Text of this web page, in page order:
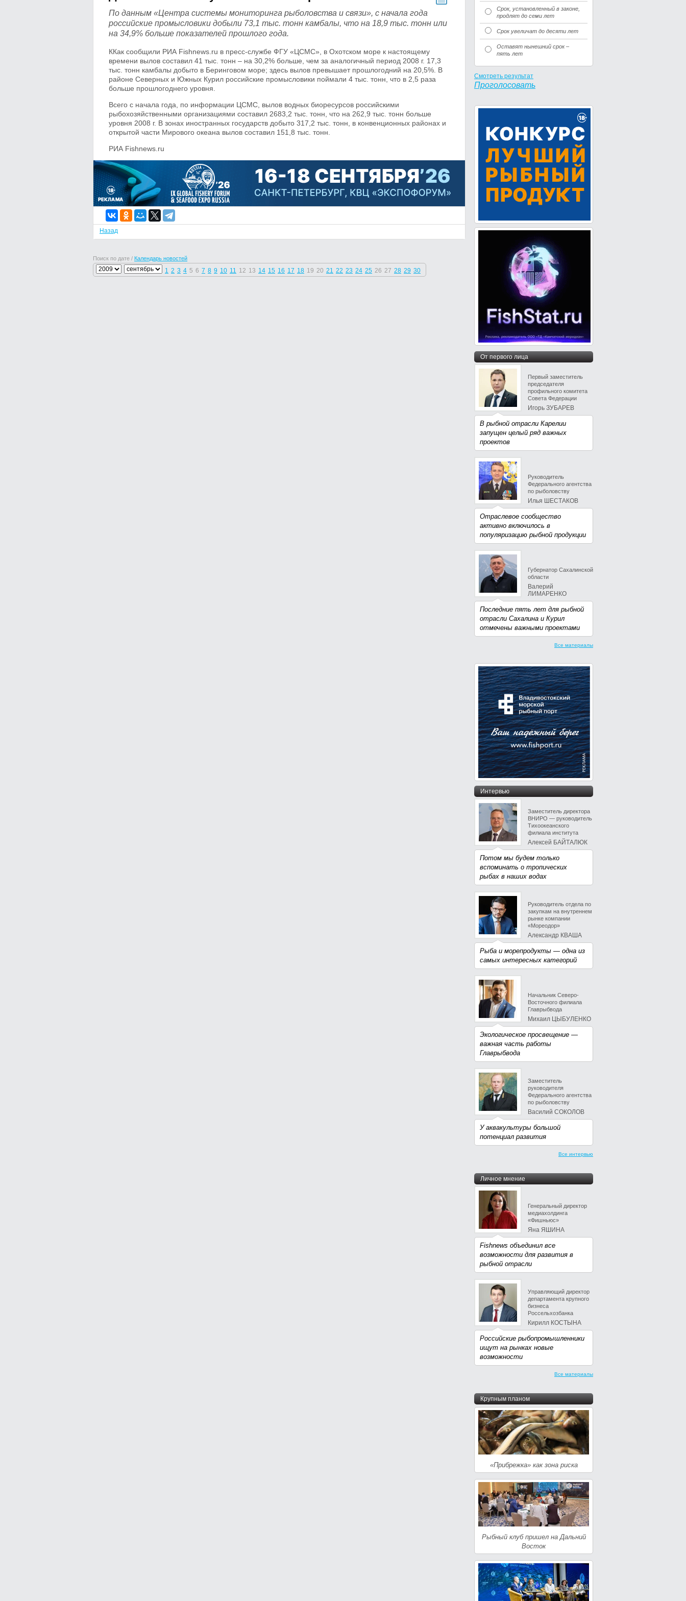
По данным «Центра системы мониторинга рыболовства и связи», с начала года
российские промысловики добыли 73,1 тыс. тонн камбалы, что на 18,9 тыс. тонн или
на 34,9% больше показателей прошлого года.
ККак сообщили РИА Fishnews.ru в пресс-службе ФГУ «ЦСМС», в Охотском море к настоящему
времени вылов составил 41 тыс. тонн – на 30,2% больше, чем за аналогичный период 2008 г. 17,3
тыс. тонн камбалы добыто в Беринговом море; здесь вылов превышает прошлогодний на 20,5%. В
районе Северных и Южных Курил российские промысловики поймали 4 тыс. тонн, что в 2,5 раза
больше прошлогоднего уровня.
Всего с начала года, по информации ЦСМС, вылов водных биоресурсов российскими
рыбохозяйственными организациями составил 2683,2 тыс. тонн, что на 262,9 тыс. тонн больше
уровня 2008 г. В зонах иностранных государств добыто 317,2 тыс. тонн, в конвенционных районах и
открытой части Мирового океана вылов составил 151,8 тыс. тонн.
РИА Fishnews.ru
Назад
Поиск по дате / Календарь новостей
1 2 3 4 5 6 7 8 9 10 11 12 13 14 15 16 17 18 19 20 21 22 23 24 25 26 27 28 29 30
Срок, установленный в законе,
продлят до семи лет
Срок увеличат до десяти лет
Оставят нынешний срок –
пять лет
Смотреть результат
Проголосовать
От первого лица
Первый заместитель
председателя
профильного комитета
Совета Федерации
Игорь ЗУБАРЕВ
В рыбной отрасли Карелии
запущен целый ряд важных
проектов
Руководитель
Федерального агентства
по рыболовству
Илья ШЕСТАКОВ
Отраслевое сообщество
активно включилось в
популяризацию рыбной продукции
Губернатор Сахалинской
области
Валерий
ЛИМАРЕНКО
Последние пять лет для рыбной
отрасли Сахалина и Курил
отмечены важными проектами
Все материалы
Интервью
Заместитель директора
ВНИРО — руководитель
Тихоокеанского
филиала института
Алексей БАЙТАЛЮК
Потом мы будем только
вспоминать о тропических
рыбах в наших водах
Руководитель отдела по
закупкам на внутреннем
рынке компании
«Мореодор»
Александр КВАША
Рыба и морепродукты — одна из
самых интересных категорий
Начальник Северо-
Восточного филиала
Главрыбвода
Михаил ЦЫБУЛЕНКО
Экологическое просвещение —
важная часть работы
Главрыбвода
Заместитель
руководителя
Федерального агентства
по рыболовству
Василий СОКОЛОВ
У аквакультуры большой
потенциал развития
Все интервью
Личное мнение
Генеральный директор
медиахолдинга
«Фишньюс»
Яна ЯШИНА
Fishnews объединил все
возможности для развития в
рыбной отрасли
Управляющий директор
департамента крупного
бизнеса
Россельхозбанка
Кирилл КОСТЫНА
Российские рыбопромышленники
ищут на рынках новые
возможности
Все материалы
Крупным планом
«Прибрежка» как зона риска
Рыбный клуб пришел на Дальний
Восток